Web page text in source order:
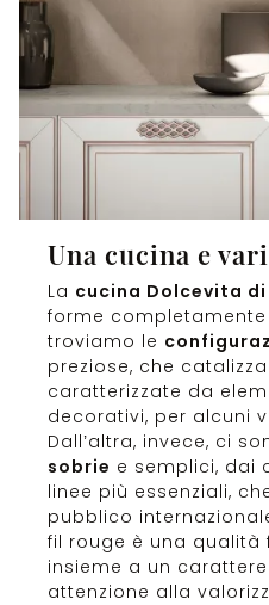
Una cucina e
La cucina Dolcevita di
forme
troviamo le
preziose, che
caratterizzate da
decorativi, per alcuni
Dall’altra, invece, ci
sobrie e semplici, dai
linee più essenziali,
pubblico
fil rouge è una qualità
insieme a un
attenzione alla